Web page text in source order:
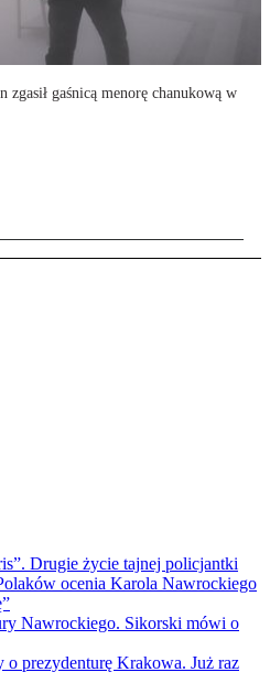
zgasił gaśnicą menorę chanukową w
Drugie życie tajnej policjantki
ocenia Karola Nawrockiego
Nawrockiego. Sikorski mówi o
o prezydenturę Krakowa. Już raz